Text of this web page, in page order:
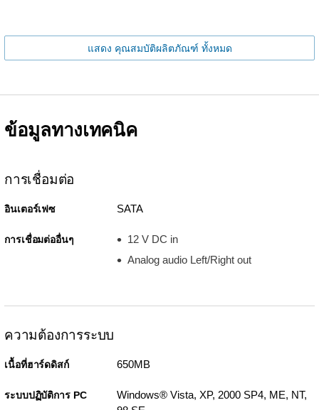
แสดง คุณสมบัติผลิตภัณฑ์ ทั้งหมด
ข้อมูลทางเทคนิค
การเชื่อมต่อ
อินเตอร์เฟซ SATA
การเชื่อมต่ออื่นๆ
12 V DC in
Analog audio Left/Right out
ความต้องการระบบ
เนื้อที่ฮาร์ดดิสก์ 650MB
ระบบปฏิบัติการ PC
Windows® Vista, XP, 2000 SP4, ME, NT,